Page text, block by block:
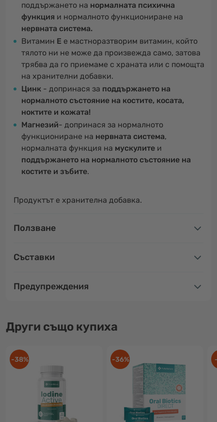
поддържането на нормалната психична
функция и нормалното функциониране на
нервната система.
Витамин E е мастноразтворим витамин, който
тялото ни не може да произвежда само, затова
трябва да го приемаме с храната или с помощта
на хранителни добавки.
Цинк - допринася за поддържането на
нормалното състояние на костите, косата,
ноктите и кожата!
Магнезий- допринася за нормалното
функциониране на нервната система,
нормалната функция на мускулите и
поддържането на нормалното състояние на
костите и зъбите.
Продуктът е хранителна добавка.
Ползване
Съставки
Предупреждения
Други също купиха
-38% -36%